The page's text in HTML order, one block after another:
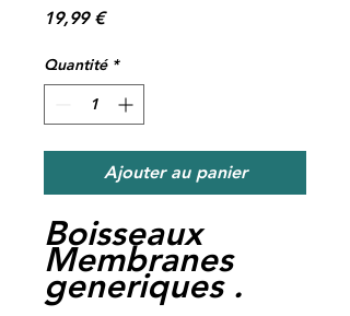
19,99 €Prix
Quantité *
Ajouter au panier
Boisseaux
Membranes
generiques .